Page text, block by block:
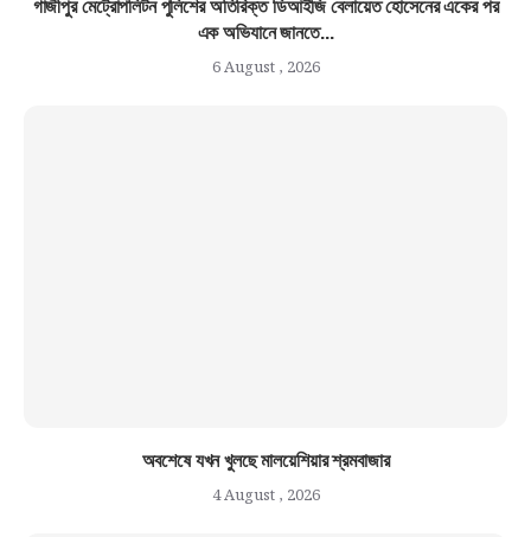
গাজীপুর মেট্রোপলিটন পুলিশের অতিরিক্ত ডিআইজি বেলায়েত হোসেনের একের পর
এক অভিযানে জানতে...
6 August , 2026
অবশেষে যখন খুলছে মালয়েশিয়ার শ্রমবাজার
4 August , 2026